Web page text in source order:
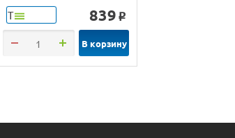
Т 839 o
В корзину